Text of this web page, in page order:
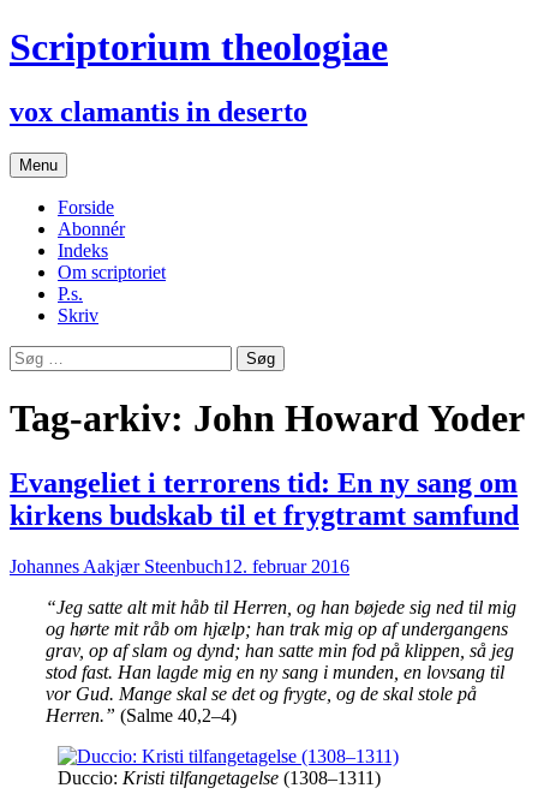
Hop
til
Scriptorium theologiae
vox clamantis in deserto
Menu
Forside
Abonnér
Indeks
Om scriptoriet
P.s.
Skriv
Søg
efter:
Tag-arkiv: John Howard Yoder
Evangeliet i terrorens tid: En ny sang om
kirkens budskab til et frygtramt samfund
Johannes Aakjær Steenbuch12. februar 2016
“Jeg satte alt mit håb til Herren, og han bøjede sig ned til mig
og hørte mit råb om hjælp; han trak mig op af undergangens
grav, op af slam og dynd; han satte min fod på klippen, så jeg
stod fast. Han lagde mig en ny sang i munden, en lovsang til
vor Gud. Mange skal se det og frygte, og de skal stole på
Herren.” (Salme 40,2–4)
Duccio: Kristi tilfangetagelse (1308–1311)